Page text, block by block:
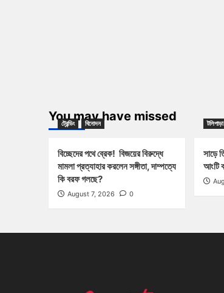
You may have missed
ট্রেন্ডিং বিনোদন
বিচ্ছেদের পথে ব্রেক! বিজয়ের বিরুদ্ধে
মামলা প্রত্যাহার করলেন সঙ্গীতা, দাম্পত্যে
কি বরফ গলছে?
August 7, 2026 0
টলিপাড়া
সাড়ে
আংটি